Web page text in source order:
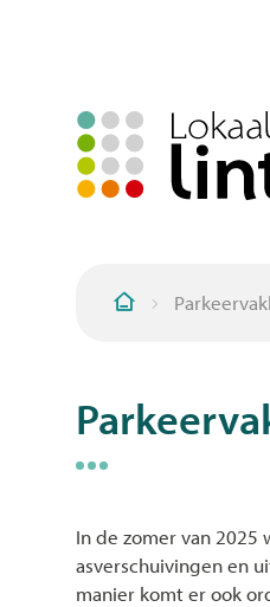
In de zomer van
asverschuivingen en
manier komt er ook